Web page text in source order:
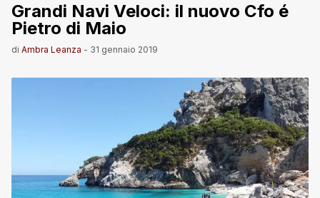
Grandi Navi Veloci: il nuovo Cfo é
Pietro di Maio
di Ambra Leanza - 31 gennaio 2019